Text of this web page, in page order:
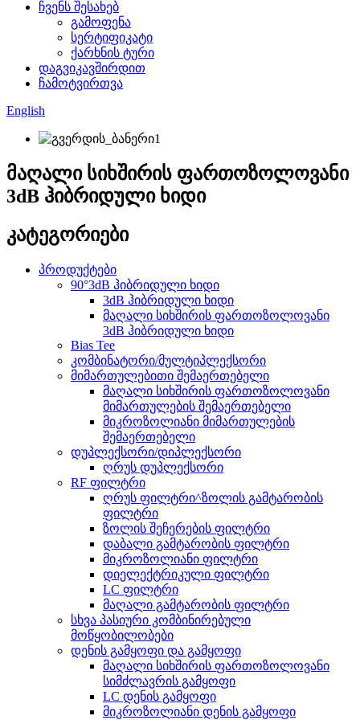
ჩვენს შესახებ
გამოფენა
სერტიფიკატი
ქარხნის ტური
დაგვიკავშირდით
ჩამოტვირთვა
English
მაღალი სიხშირის ფართოზოლოვანი
3dB ჰიბრიდული ხიდი
კატეგორიები
პროდუქტები
90°3dB ჰიბრიდული ხიდი
3dB ჰიბრიდული ხიდი
მაღალი სიხშირის ფართოზოლოვანი
3dB ჰიბრიდული ხიდი
Bias Tee
კომბინატორი/მულტიპლექსორი
მიმართულებითი შემაერთებელი
მაღალი სიხშირის ფართოზოლოვანი
მიმართულების შემაერთებელი
მიკროზოლიანი მიმართულების
შემაერთებელი
დუპლექსორი/დიპლექსორი
ღრუს დუპლექსორი
RF ფილტრი
ღრუს ფილტრი^ზოლის გამტარობის
ფილტრი
ზოლის შეჩერების ფილტრი
დაბალი გამტარობის ფილტრი
მიკროზოლიანი ფილტრი
დიელექტრიკული ფილტრი
LC ფილტრი
მაღალი გამტარობის ფილტრი
სხვა პასიური კომბინირებული
მოწყობილობები
დენის გამყოფი და გამყოფი
მაღალი სიხშირის ფართოზოლოვანი
სიმძლავრის გამყოფი
LC დენის გამყოფი
მიკროზოლიანი დენის გამყოფი